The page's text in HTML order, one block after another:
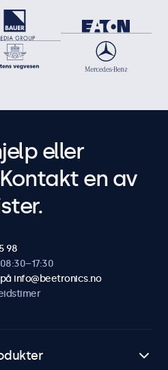
eller
en av
98
info@beetronics.no